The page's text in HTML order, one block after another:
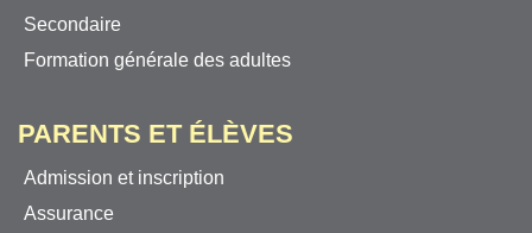
Secondaire
Formation générale des adultes
PARENTS ET ÉLÈVES
Admission et inscription
Assurance